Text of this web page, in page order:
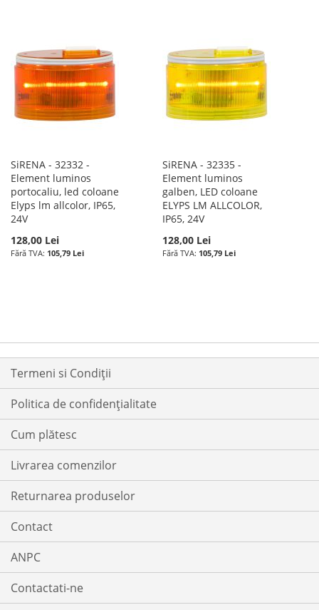
SiRENA - 32332 -
Element luminos
portocaliu, led coloane
Elyps lm allcolor, IP65,
24V
128,00 Lei
105,79 Lei
SiRENA - 32335 -
Element luminos
galben, LED coloane
ELYPS LM ALLCOLOR,
IP65, 24V
128,00 Lei
105,79 Lei
Termeni si Condiții
Politica de confidențialitate
Cum plătesc
Livrarea comenzilor
Returnarea produselor
Contact
ANPC
Contactati-ne